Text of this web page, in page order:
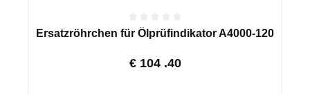
Ersatzröhrchen für Ölprüfindikator A4000-120
€ 104 .40